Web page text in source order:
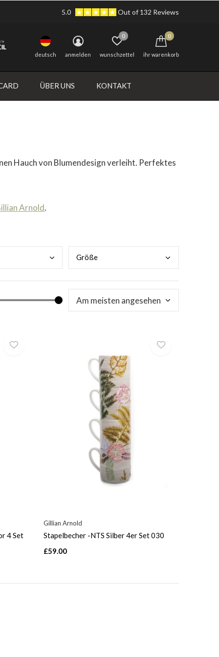
ÜBER UNS KONTAKT
deutsch anmelden wunschzettel
0
ihr warenkorb
0
5.0 Out of 132 Reviews
Hauch von Blumendesign verleiht. Perfektes
Arnold.
Größe
4 Set
Gillian Arnold
Stapelbecher -NTS Silber 4er Set 030
£59.00